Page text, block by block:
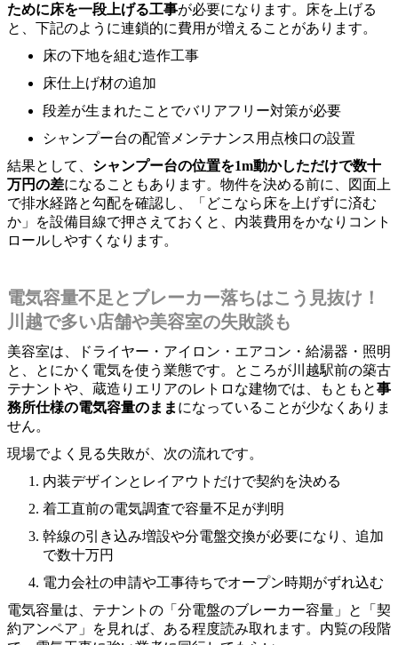
ために床を一段上げる工事が必要になります。床を上げる
と、下記のように連鎖的に費用が増えることがあります。
床の下地を組む造作工事
床仕上げ材の追加
段差が生まれたことでバリアフリー対策が必要
シャンプー台の配管メンテナンス用点検口の設置
結果として、 シャンプー台の位置を1m動かしただけで数十
万円の差になることもあります。物件を決める前に、図面上
で排水経路と勾配を確認し、「どこなら床を上げずに済む
か」を設備目線で押さえておくと、内装費用をかなりコント
ロールしやすくなります。
電気容量不足とブレーカー落ちはこう見抜け！
川越で多い店舗や美容室の失敗談も
美容室は、ドライヤー・アイロン・エアコン・給湯器・照明
と、とにかく電気を使う業態です。ところが川越駅前の築古
テナントや、蔵造りエリアのレトロな建物では、もともと事
務所仕様の電気容量のままになっていることが少なくありま
せん。
現場でよく見る失敗が、次の流れです。
内装デザインとレイアウトだけで契約を決める
着工直前の電気調査で容量不足が判明
幹線の引き込み増設や分電盤交換が必要になり、追加
で数十万円
電力会社の申請や工事待ちでオープン時期がずれ込む
電気容量は、テナントの「分電盤のブレーカー容量」と「契
約アンペア」を見れば、ある程度読み取れます。内覧の段階